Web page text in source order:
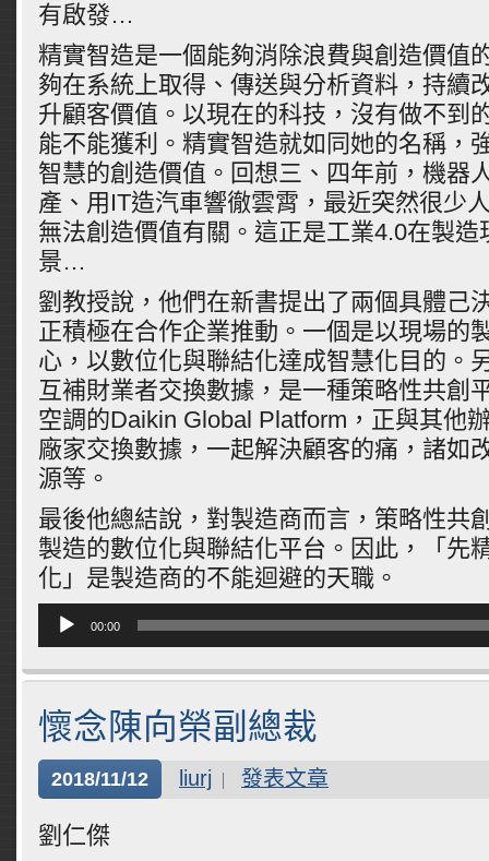
有啟發…
精實智造是一個能夠消除浪費與創造價值
夠在系統上取得、傳送與分析資料，持續
升顧客價值。以現在的科技，沒有做不到
能不能獲利。精實智造就如同她的名稱，
智慧的創造價值。回想三、四年前，機器
產、用IT造汽車響徹雲霄，最近突然很少
無法創造價值有關。這正是工業4.0在製造
景…
劉教授說，他們在新書提出了兩個具體己
正積極在合作企業推動。一個是以現場的
心， 以數位化與聯結化達成智慧化目的。
互補財業者交換數據，是一種策略性共創
空調的Daikin Global Platform，正與其他
廠家交換數據， 一起解決顧客的痛，諸如
源等。
最後他總結說，對製造商而言， 策略性共
製造的數位化與聯結化平台。因此，「 先
化」是製造商的不能迴避的天職。
放
00:00
懷念陳向榮副總裁
2018/11/12 liurj 發表文章
劉仁傑